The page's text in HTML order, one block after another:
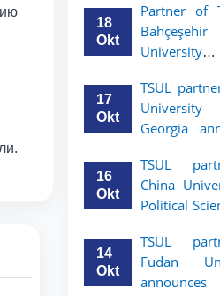
academic
program
3rd year
University of
18
Okt
Partner of
Bahçeşehir
University
academic
program
and
17
Okt
TSUL
Georgia
mobility
for
students of
16
Okt
TSUL
China
Political
academic
program
3rd year
14
Okt
TSUL
Fudan